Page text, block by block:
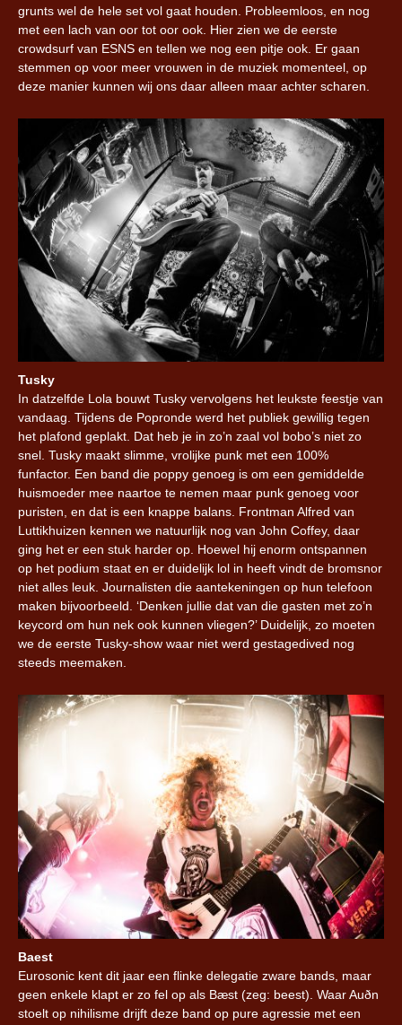
grunts wel de hele set vol gaat houden. Probleemloos, en nog
met een lach van oor tot oor ook. Hier zien we de eerste
crowdsurf van ESNS en tellen we nog een pitje ook. Er gaan
stemmen op voor meer vrouwen in de muziek momenteel, op
deze manier kunnen wij ons daar alleen maar achter scharen.
Tusky
In datzelfde Lola bouwt Tusky vervolgens het leukste feestje van
vandaag. Tijdens de Popronde werd het publiek gewillig tegen
het plafond geplakt. Dat heb je in zo’n zaal vol bobo’s niet zo
snel. Tusky maakt slimme, vrolijke punk met een 100%
funfactor. Een band die poppy genoeg is om een gemiddelde
huismoeder mee naartoe te nemen maar punk genoeg voor
puristen, en dat is een knappe balans. Frontman Alfred van
Luttikhuizen kennen we natuurlijk nog van John Coffey, daar
ging het er een stuk harder op. Hoewel hij enorm ontspannen
op het podium staat en er duidelijk lol in heeft vindt de bromsnor
niet alles leuk. Journalisten die aantekeningen op hun telefoon
maken bijvoorbeeld. ‘Denken jullie dat van die gasten met zo’n
keycord om hun nek ook kunnen vliegen?’ Duidelijk, zo moeten
we de eerste Tusky-show waar niet werd gestagedived nog
steeds meemaken.
Baest
Eurosonic kent dit jaar een flinke delegatie zware bands, maar
geen enkele klapt er zo fel op als Bæst (zeg: beest). Waar Auðn
stoelt op nihilisme drijft deze band op pure agressie met een